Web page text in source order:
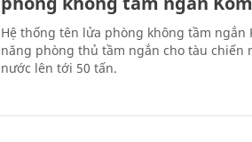
Hệ thống tên lửa phòng không tầm ngắn
năng phòng thủ tầm ngắn cho tàu chiến
nước lên tới 50 tấn.